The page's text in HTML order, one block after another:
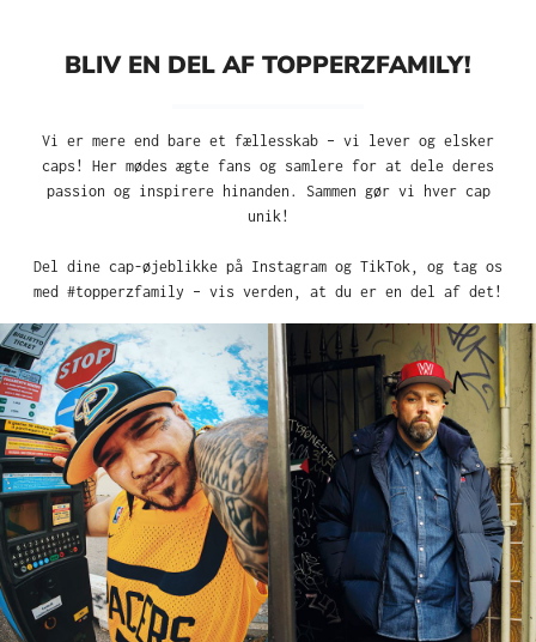
BLIV EN DEL AF TOPPERZFAMILY!
Vi er mere end bare et fællesskab – vi lever og elsker
caps! Her mødes ægte fans og samlere for at dele deres
passion og inspirere hinanden. Sammen gør vi hver cap
unik!
Del dine cap-øjeblikke på Instagram og TikTok, og tag os
med #topperzfamily – vis verden, at du er en del af det!